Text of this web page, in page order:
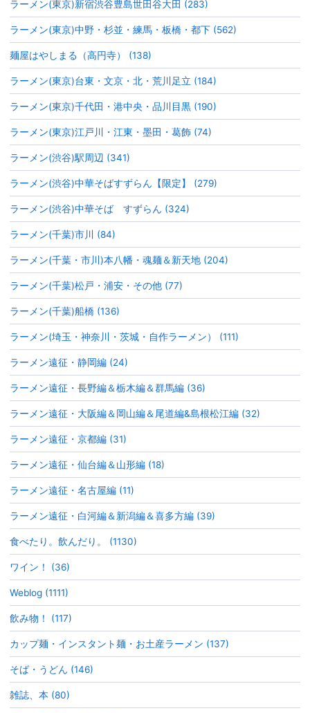
ラーメン(東京)新宿渋谷豊島世田谷大田 (283)
ラーメン(東京)中野・杉並・練馬・板橋・都下 (562)
麺屋はやしまる（高円寺） (138)
ラーメン(東京)台東・文京・北・荒川足立 (184)
ラーメン(東京)千代田・港中央・品川目黒 (190)
ラーメン(東京)江戸川・江東・墨田・葛飾 (74)
ラーメン(渋谷)駅周辺 (341)
ラーメン(渋谷)中華そばすずらん【限定】 (279)
ラーメン(渋谷)中華そば すずらん (324)
ラーメン(千葉)市川 (84)
ラーメン(千葉・市川)本八幡・魂麺＆新天地 (204)
ラーメン(千葉)松戸・浦安・その他 (77)
ラーメン(千葉)船橋 (136)
ラーメン(埼玉・神奈川・茨城・自作ラーメン） (111)
ラーメン遠征・静岡編 (24)
ラーメン遠征・長野編＆栃木編＆群馬編 (36)
ラーメン遠征・大阪編＆岡山編＆尾道編&島根松江編 (32)
ラーメン遠征・京都編 (31)
ラーメン遠征・仙台編＆山形編 (18)
ラーメン遠征・名古屋編 (11)
ラーメン遠征・白河編＆新潟編＆喜多方編 (39)
食べたり。飲んだり。 (1130)
ワイン！ (36)
Weblog (1111)
飲み物！ (117)
カップ麺・インスタント麺・お土産ラーメン (137)
そば・うどん (146)
雑誌、本 (80)